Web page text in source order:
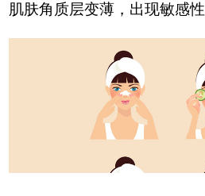
肌肤角质层变薄，出现敏感性